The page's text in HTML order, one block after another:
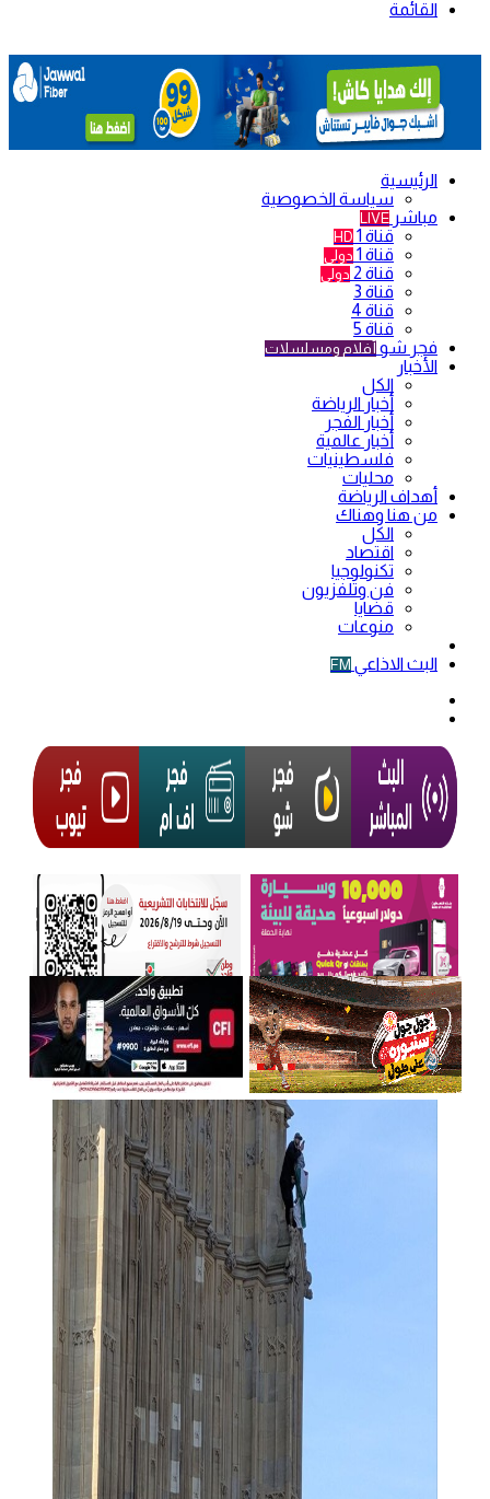
القائمة
الرئيسية
سياسة الخصوصية
مباشر LIVE
قناة 1 HD
قناة 1 دولي
قناة 2 دولي
قناة 3
قناة 4
قناة 5
فجر شو أفلام ومسلسلات
الأخبار
الكل
أخبار الرياضة
أخبار الفجر
أخبار عالمية
فلسطينيات
محليات
أهداف الرياضة
من هنا وهناك
الكل
اقتصاد
تكنولوجيا
فن وتلفزيون
قضايا
منوعات
البث الاذاعي FM